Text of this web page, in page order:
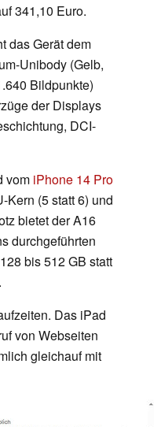
341,10 Euro.
das Gerät dem
Unibody (Gelb,
Bildpunkte)
der Displays
DCI-
vom iPhone 14 Pro
(5 statt 6) und
bietet der A16
durchgeführten
bis 512 GB statt
Das iPad
von Webseiten
gleichauf mit